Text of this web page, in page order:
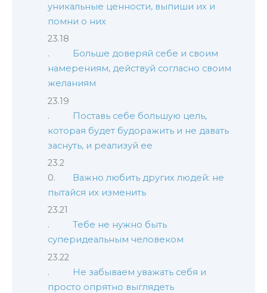
уникальные ценности, выпиши их и
помни о них
Больше доверяй себе и своим
намерениям, действуй согласно своим
желаниям
Поставь себе большую цель,
которая будет будоражить и не давать
заснуть, и реализуй ее
Важно любить других людей: не
пытайся их изменить
Тебе не нужно быть
суперидеальным человеком
Не забываем уважать себя и
просто опрятно выглядеть